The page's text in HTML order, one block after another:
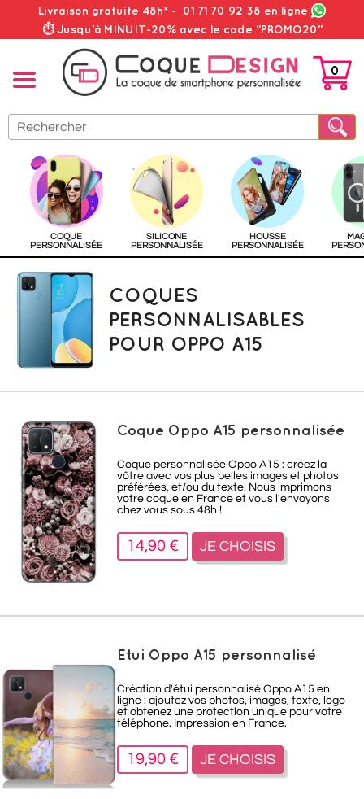
Livraison gratuite 48h* - 01 71 70 92 38 en ligne
⏱ Jusqu'à MINUIT-20% avec le code "PROMO20"
PANIER
0
COQUE
PERSONNALISÉE
SILICONE
PERSONNALISÉE
HOUSSE
PERSONNALISÉE
COQUES
PERSONNALISABLES
POUR OPPO A15
Coque Oppo A15 personnalisée
Coque personnalisée Oppo A15 : créez la
vôtre avec vos plus belles images et photos
préférées, et/ou du texte. Nous imprimons
votre coque en France et vous l'envoyons
chez vous sous 48h !
14,90 € JE CHOISIS
Etui Oppo A15 personnalisé
Création d'étui personnalisé Oppo A15 en
ligne : ajoutez vos photos, images, texte, logo
et obtenez une protection unique pour votre
téléphone. Impression en France.
19,90 € JE CHOISIS